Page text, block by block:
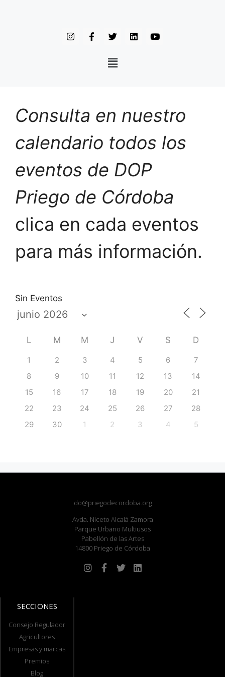
Consulta en nuestro
calendario todos los
eventos de DOP
Priego de Córdoba
clica en cada eventos
para más información.
Sin Eventos
L M M J V S D
1 2 3 4 5 6
7
8
9 10 11 12 13
14
15
16 17 18 19 20
21
22
23 24 25 26 27
28
29
30 1 2 3 4 5
do@priegodecordoba.org
Avda. Niceto Alcalá Zamora
Parque Urbano Multiusos
Pabellón de las Artes
14800 Priego de Córdoba
SECCIONES
Consejo Regulador
Agricultores
Empresas y marcas
Premios
Blog